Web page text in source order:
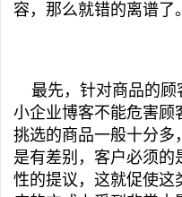
容，那么就错的离谱了。
最先，针对商品的顾
小企业博客不能危害顾
挑选的商品一般十分多
是有差别，客户必须
性的提议，这就促使这